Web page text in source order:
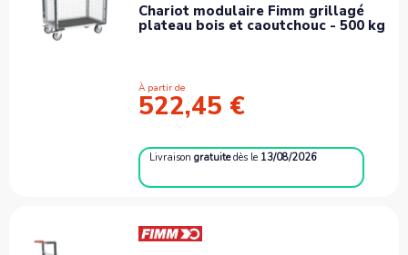
Chariot modulaire Fimm grillagé
plateau bois et caoutchouc - 500 kg
À partir de
522,45 €
Livraisongratuite dès le 13/08/2026